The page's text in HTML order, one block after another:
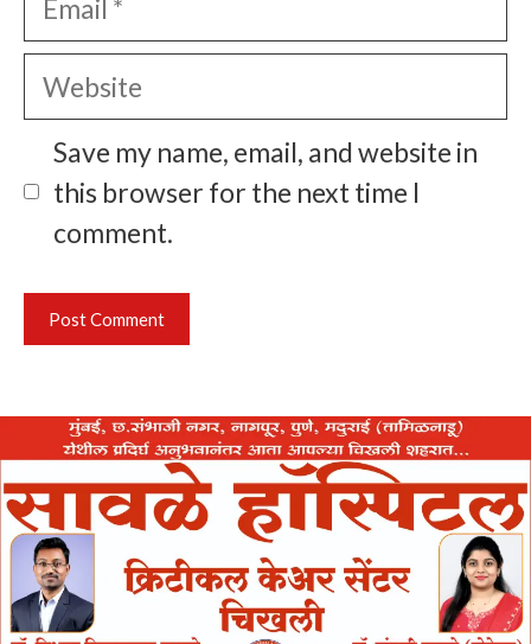
Website
Save my name, email, and website in
this browser for the next time I
comment.